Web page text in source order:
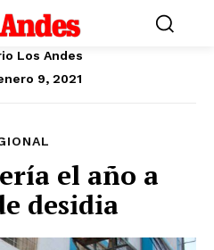
Los Andes
9, 2021
el año a
desidia